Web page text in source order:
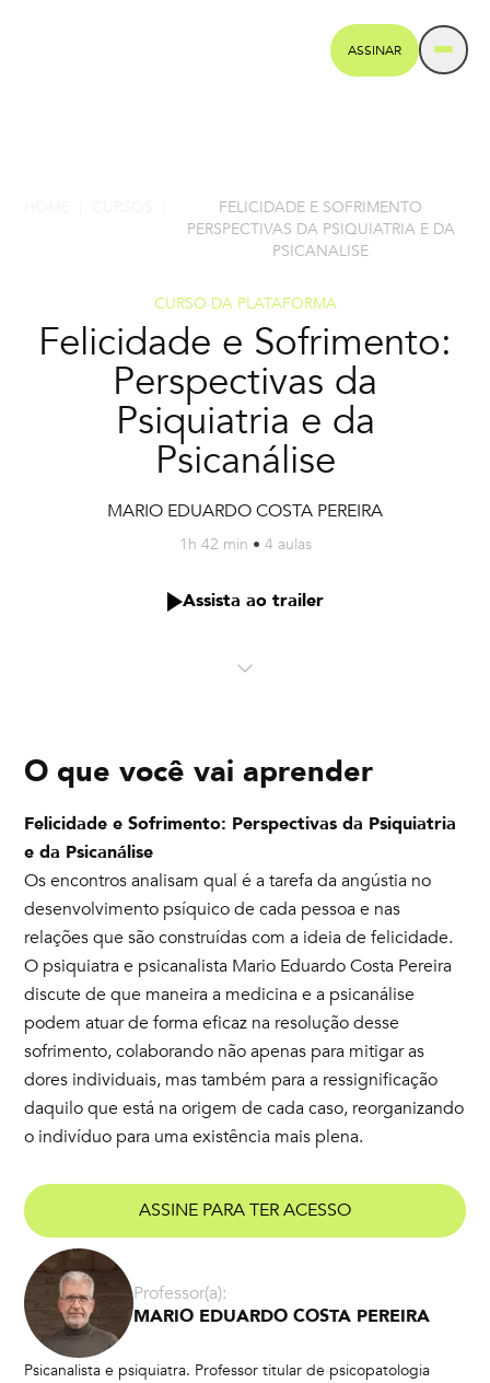
ASSINAR
FELICIDADE E SOFRIMENTO
PERSPECTIVAS DA PSIQUIATRIA E DA
PSICANALISE
CURSO DA PLATAFORMA
Felicidade e Sofrimento:
Perspectivas da
Psiquiatria e da
Psicanálise
MARIO EDUARDO COSTA PEREIRA
1h 42 min • 4 aulas
Assista ao trailer
O que você vai aprender
Felicidade e Sofrimento: Perspectivas da Psiquiatria
e da Psicanálise
Os encontros analisam qual é a tarefa da angústia no
desenvolvimento psíquico de cada pessoa e nas
relações que são construídas com a ideia de felicidade.
O psiquiatra e psicanalista Mario Eduardo Costa Pereira
discute de que maneira a medicina e a psicanálise
podem atuar de forma eficaz na resolução desse
sofrimento, colaborando não apenas para mitigar as
dores individuais, mas também para a ressignificação
daquilo que está na origem de cada caso, reorganizando
o indivíduo para uma existência mais plena.
ASSINE PARA TER ACESSO
Professor(a):
MARIO EDUARDO COSTA PEREIRA
Psicanalista e psiquiatra. Professor titular de psicopatologia